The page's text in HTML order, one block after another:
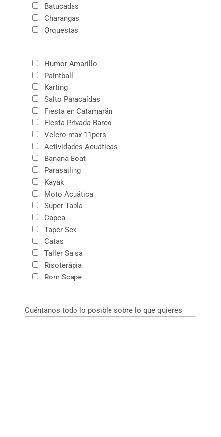
Batucadas
Charangas
Orquestas
Humor Amarillo
Paintball
Karting
Salto Paracaídas
Fiesta en Catamarán
Fiesta Privada Barco
Velero max 11pers
Actividades Acuáticas
Banana Boat
Parasailing
Kayak
Moto Acuática
Super Tabla
Capea
Taper Sex
Catas
Taller Salsa
Risoterápia
Rom Scape
Cuéntanos todo lo posible sobre lo que quieres